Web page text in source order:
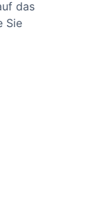
das
Sie